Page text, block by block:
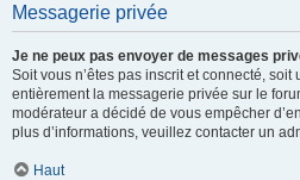
Messagerie privée
Je ne peux pas envoyer de messages
Soit vous n’êtes pas inscrit et connecté,
entièrement la messagerie privée sur le
modérateur a décidé de vous empêcher
plus d’informations, veuillez contacter un
Haut